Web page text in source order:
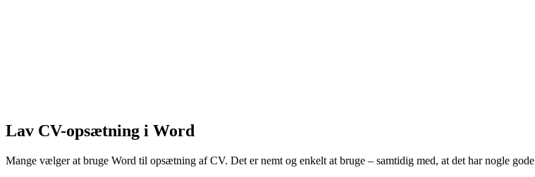
Lav CV-opsætning i Word
Mange vælger at bruge Word til opsætning af CV. Det er nemt og enkelt at bruge – samtidig med, at det har nogle